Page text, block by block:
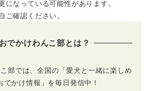
になっている可能性があります。
ご確認ください。
おでかけわんこ部とは？
部では、全国の「愛犬と一緒に楽しめ
でかけ情報」を毎日発信中！